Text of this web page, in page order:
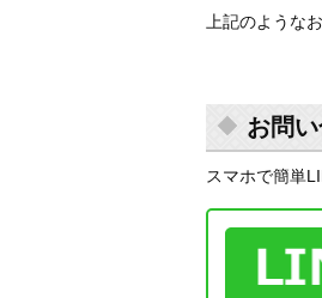
上記のような
お問
スマホで簡単